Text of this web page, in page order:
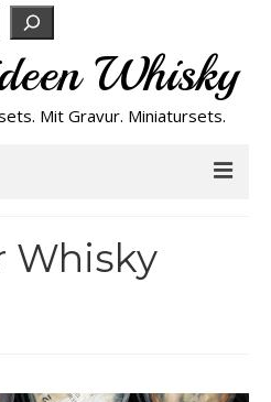
Whisky
Mit Gravur. Miniatursets.
Whisky